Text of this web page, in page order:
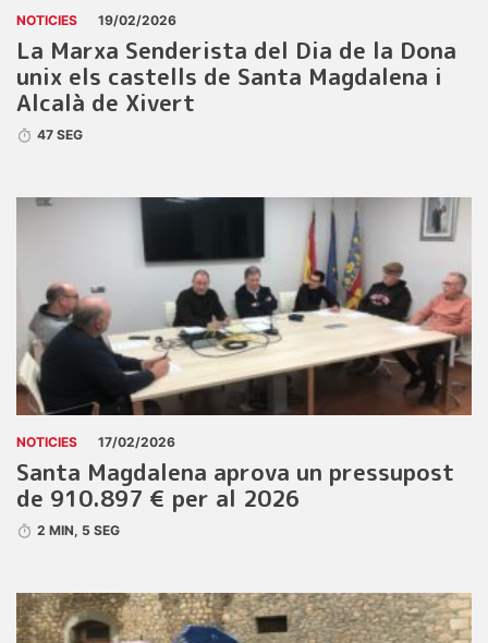
NOTICIES 19/02/2026
La Marxa Senderista del Dia de la Dona
unix els castells de Santa Magdalena i
Alcalà de Xivert
47 SEG
NOTICIES 17/02/2026
Santa Magdalena aprova un pressupost
de 910.897 € per al 2026
2 MIN, 5 SEG